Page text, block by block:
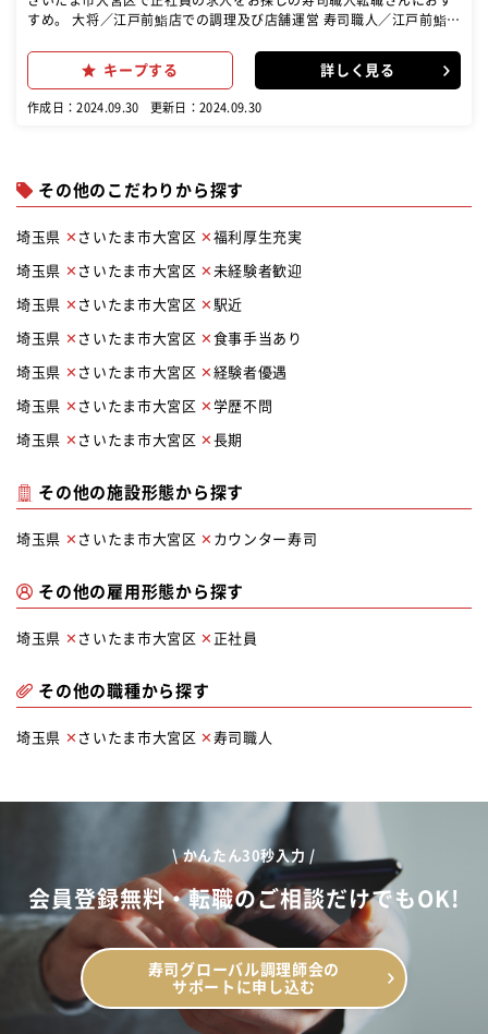
すめ。 大将／江戸前鮨店での調理及び店舗運営 寿司職人／江戸前鮨店
キープする 詳しく見る
作成日：2024.09.30 更新日：2024.09.30
その他のこだわりから探す
埼玉県 さいたま市大宮区 福利厚生充実
埼玉県 さいたま市大宮区 未経験者歓迎
埼玉県 さいたま市大宮区 駅近
埼玉県 さいたま市大宮区 食事手当あり
埼玉県 さいたま市大宮区 経験者優遇
埼玉県 さいたま市大宮区 学歴不問
埼玉県 さいたま市大宮区 長期
その他の施設形態から探す
埼玉県 さいたま市大宮区 カウンター寿司
その他の雇用形態から探す
埼玉県 さいたま市大宮区 正社員
その他の職種から探す
埼玉県 さいたま市大宮区 寿司職人
\ かんたん30秒入力 /
会員登録無料・転職のご相談だけでもOK!
寿司グローバル調理師会の
サポートに申し込む